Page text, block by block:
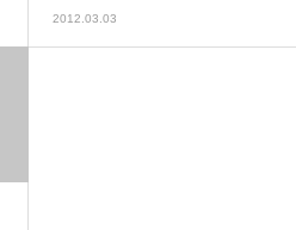
2012.03.03